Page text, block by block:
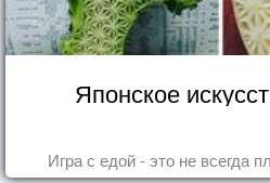
Японское
Игра с едой - это не всегда